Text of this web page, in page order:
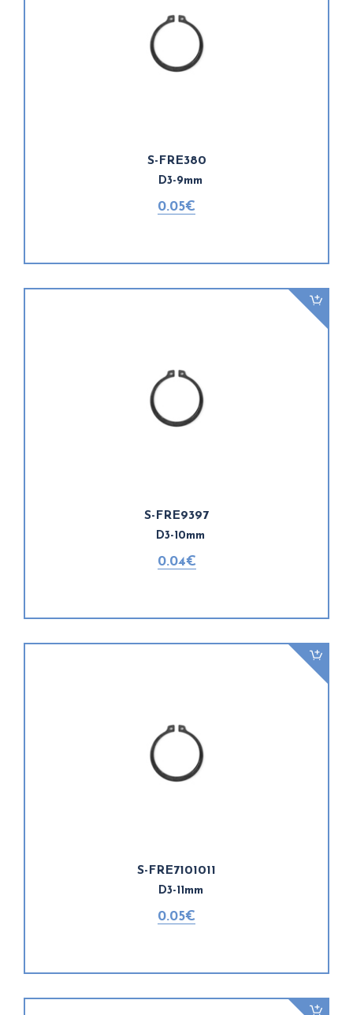
S-FRE380
D3-9mm
0.05€
S-FRE9397
D3-10mm
0.04€
S-FRE7101011
D3-11mm
0.05€